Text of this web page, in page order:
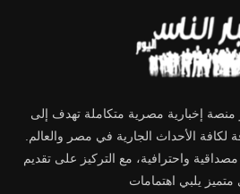
منصة إخبارية مصرية متكاملة تهدف إلى
لكافة الأحداث الجارية في مصر والعالم.
واحترافية، مع التركيز على تقديم
يلبي اهتمامات